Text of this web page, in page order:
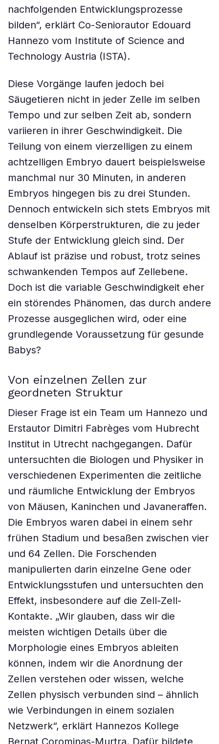
nachfolgenden Entwicklungsprozesse
bilden“, erklärt Co-Seniorautor Edouard
Hannezo vom Institute of Science and
Technology Austria (ISTA).
Diese Vorgänge laufen jedoch bei
Säugetieren nicht in jeder Zelle im selben
Tempo und zur selben Zeit ab, sondern
variieren in ihrer Geschwindigkeit. Die
Teilung von einem vierzelligen zu einem
achtzelligen Embryo dauert beispielsweise
manchmal nur 30 Minuten, in anderen
Embryos hingegen bis zu drei Stunden.
Dennoch entwickeln sich stets Embryos mit
denselben Körperstrukturen, die zu jeder
Stufe der Entwicklung gleich sind. Der
Ablauf ist präzise und robust, trotz seines
schwankenden Tempos auf Zellebene.
Doch ist die variable Geschwindigkeit eher
ein störendes Phänomen, das durch andere
Prozesse ausgeglichen wird, oder eine
grundlegende Voraussetzung für gesunde
Babys?
Von einzelnen Zellen zur
geordneten Struktur
Dieser Frage ist ein Team um Hannezo und
Erstautor Dimitri Fabrèges vom Hubrecht
Institut in Utrecht nachgegangen. Dafür
untersuchten die Biologen und Physiker in
verschiedenen Experimenten die zeitliche
und räumliche Entwicklung der Embryos
von Mäusen, Kaninchen und Javaneraffen.
Die Embryos waren dabei in einem sehr
frühen Stadium und besaßen zwischen vier
und 64 Zellen. Die Forschenden
manipulierten darin einzelne Gene oder
Entwicklungsstufen und untersuchten den
Effekt, insbesondere auf die Zell-Zell-
Kontakte. „Wir glauben, dass wir die
meisten wichtigen Details über die
Morphologie eines Embryos ableiten
können, indem wir die Anordnung der
Zellen verstehen oder wissen, welche
Zellen physisch verbunden sind – ähnlich
wie Verbindungen in einem sozialen
Netzwerk“, erklärt Hannezos Kollege
Bernat Corominas-Murtra. Dafür bildete